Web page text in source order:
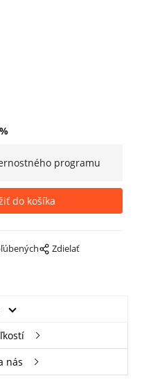
do 10 dní
programu
Zdielať
nás